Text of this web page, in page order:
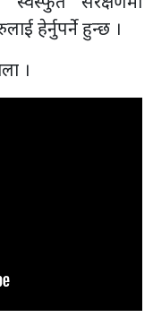
हेर्नुपर्ने हुन्छ ।
।